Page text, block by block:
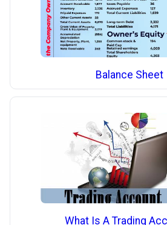
Balance Sheet
What Is A Trading